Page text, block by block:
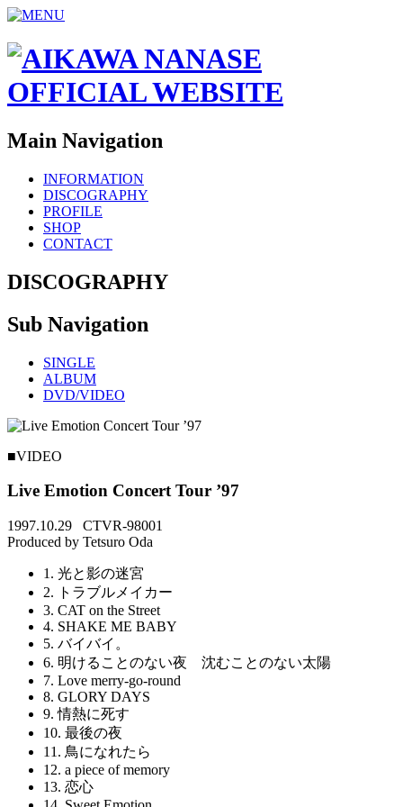
Main Navigation
INFORMATION
DISCOGRAPHY
PROFILE
SHOP
CONTACT
DISCOGRAPHY
Sub Navigation
SINGLE
ALBUM
DVD/VIDEO
■VIDEO
Live Emotion Concert Tour ’97
1997.10.29 CTVR-98001
Produced by Tetsuro Oda
1. 光と影の迷宮
2. トラブルメイカー
3. CAT on the Street
4. SHAKE ME BABY
5. バイバイ。
6. 明けることのない夜 沈むことのない太陽
7. Love merry-go-round
8. GLORY DAYS
9. 情熱に死す
10. 最後の夜
11. 鳥になれたら
12. a piece of memory
13. 恋心